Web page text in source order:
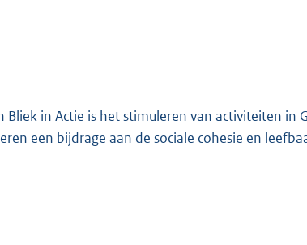
Bliek in Actie is het stimuleren van activiteiten in
een bijdrage aan de sociale cohesie en